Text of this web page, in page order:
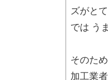
ズがと
では う
そのた
加工業